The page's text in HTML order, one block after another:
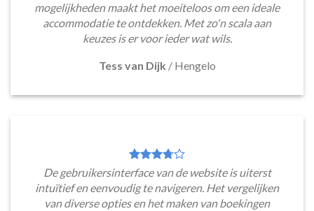
mogelijkheden maakt het moeiteloos om een ideale
accommodatie te ontdekken. Met zo'n scala aan
keuzes is er voor ieder wat wils.
Tess van Dijk / Hengelo
De gebruikersinterface van de website is uiterst
intuïtief en eenvoudig te navigeren. Het vergelijken
van diverse opties en het maken van boekingen